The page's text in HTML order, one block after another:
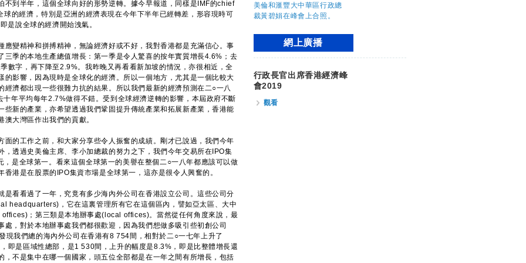
不到半年，這個全球向好的形勢逆轉。據今早報道，同樣是IMF的chief
的經濟，特別是亞洲的經濟表現在今年下半年已經轉差，形容現時可
說全球的經濟開始洩氣。
精神和拼搏精神，無論經濟好或不好，我對香港都是充滿信心。事
三季的本地生產總值增長：第一季是令人驚喜的按年實質增長4.6%；去
數字，再下降至2.9%。我昨晚又再看看新加坡的情況，亦很相近，全
影響，因為現時是全球化的經濟。所以一個地方，尤其是一個比較大
濟都出現一些很難力抗的結果。所以我們最新的經濟預測在二○一八
年平均每年2.7%做得不錯。受到全球經濟逆轉的影響，本屆政府不斷
新的產業，亦希望透過我們鞏固提升傳統產業和拓展新產業，香港能
大灣區作出我們的貢獻。
工作之前，和大家分享些令人振奮的成績。剛才已說過，我們今年
，透過史美倫主席、李小加總裁的努力之下，我們今年交易所在IPO集
是全球第一。看來這個全球第一的美譽在整個二○一八年都應該可以做
港是在股票的IPO集資市場是全球第一，這亦是很令人興奮的。
看過了一年，究竟有多少海內外公司在香港設立公司。這些公司分
headquarters)，它在這裏管理所有它在這個區內，譬如亞太區、大中
；第三類是本地辦事處(local offices)。當然從任何角度來說，最
，對於本地辦事處我們都很歡迎，因為我們想做多吸引些初創公司
現我們總的海內外公司在香港有8 754間，相對於二○一七年上升了
即是區域性總部，是1 530間，上升的幅度是8.3%，即是比整體增長還
不是集中在哪一個國家，頭五位全部都是在一年之間有所增長，包括
網上廣播
行政長官出席香港經濟峰
會2019
觀看